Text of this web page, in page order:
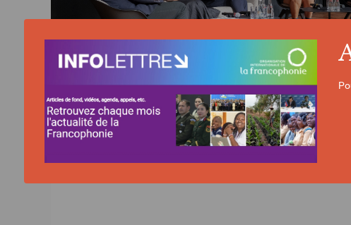
ACTUALITÉ | 04/06/2026
Caméra d’Or, Prix d’interprétation, 24
un bilan record pour le cinéma francophone du